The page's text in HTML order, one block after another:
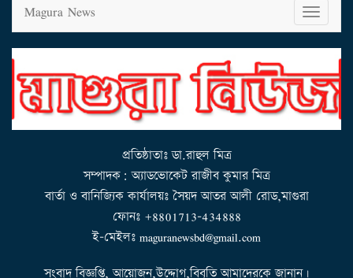
T
o
g
g
l
n
g
a
t
i
o
n
Magura News
প্রতিষ্ঠাতাঃ ডা.রাহুল মিত্র
সম্পাদক: অ্যাডভোকেট রাজীব কুমার মিত্র
বার্তা ও বানিজ্যিক কার্যালয়ঃ সৈয়দ আতর আলী রোড,মাগুরা
ফোনঃ +8801713-434888
ই-মেইলঃ maguranewsbd@gmail.com
সংবাদ বিজ্ঞপ্তি, আয়োজন,উদ্দোগ,বিবৃতি আমাদেরকে জানান।